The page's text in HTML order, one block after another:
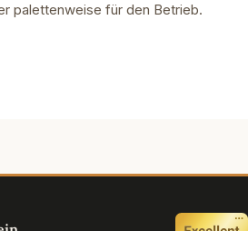
palettenweise für den Betrieb.